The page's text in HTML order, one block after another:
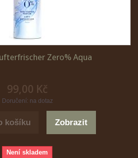
Zero% Aqua
99,00 Kč
Doručení: na dotaz
košíku Zobrazit
Není skladem